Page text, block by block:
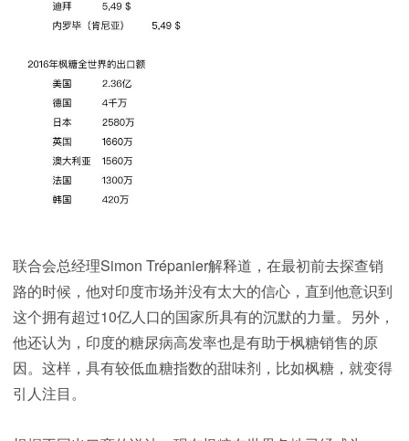
联合会总经理Simon Trépanier解释道，在最初前去探查销
路的时候，他对印度市场并没有太大的信心，直到他意识到
这个拥有超过10亿人口的国家所具有的沉默的力量。另外，
他还认为，印度的糖尿病高发率也是有助于枫糖销售的原
因。这样，具有较低血糖指数的甜味剂，比如枫糖，就变得
引人注目。